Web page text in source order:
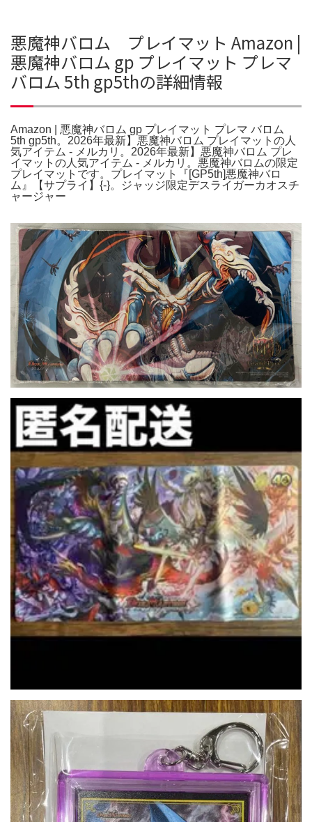
悪魔神バロム プレイマット Amazon |
悪魔神バロム gp プレイマット プレマ
バロム 5th gp5thの詳細情報
Amazon | 悪魔神バロム gp プレイマット プレマ バロム
5th gp5th。2026年最新】悪魔神バロム プレイマットの人
気アイテム - メルカリ。2026年最新】悪魔神バロム プレ
イマットの人気アイテム - メルカリ。悪魔神バロムの限定
プレイマットです。プレイマット『[GP5th]悪魔神バロ
ム』【サプライ】{-}。ジャッジ限定デスライガーカオスチ
ャージャー